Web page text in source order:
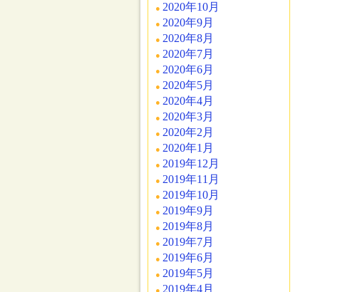
2020年10月
2020年9月
2020年8月
2020年7月
2020年6月
2020年5月
2020年4月
2020年3月
2020年2月
2020年1月
2019年12月
2019年11月
2019年10月
2019年9月
2019年8月
2019年7月
2019年6月
2019年5月
2019年4月